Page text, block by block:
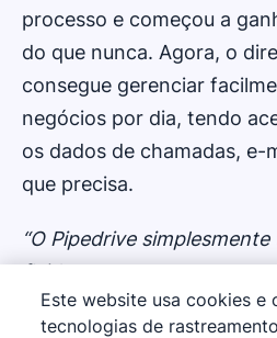
processo e começou a
do que nunca. Agora, o
consegue gerenciar
negócios por dia, tendo
os dados de chamadas, e-
que precisa.
“O Pipedrive
fluido no nosso processo,
integrações e automações
Este website usa cookies e
tecnologias de